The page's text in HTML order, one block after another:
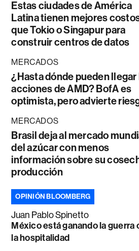
Estas ciudades de América
Latina tienen mejores
que Tokio o Singapur para
construir centros de datos
MERCADOS
¿Hasta dónde pueden llegar
acciones de AMD? BofA es
optimista, pero advierte
MERCADOS
Brasil deja al mercado
del azúcar con menos
información sobre su
producción
OPINIÓN BLOOMBERG
Juan Pablo Spinetto
México está ganando la guerra
la hospitalidad